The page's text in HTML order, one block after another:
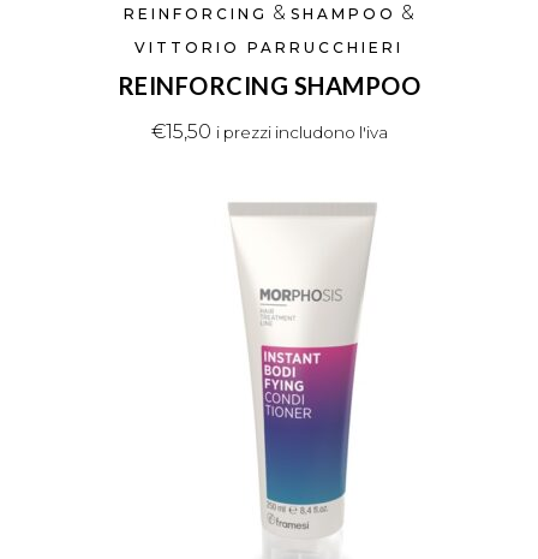
REINFORCING & SHAMPOO &
VITTORIO PARRUCCHIERI
REINFORCING SHAMPOO
€15,50 i prezzi includono l'iva